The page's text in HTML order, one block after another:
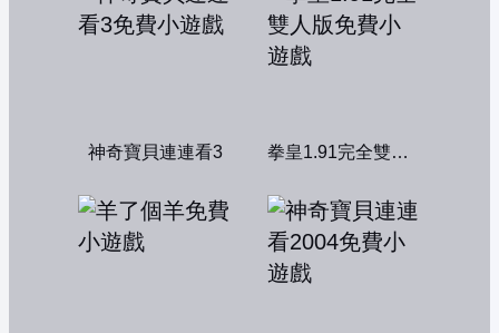
神奇寶貝連連看3 拳皇1.91完全雙人版